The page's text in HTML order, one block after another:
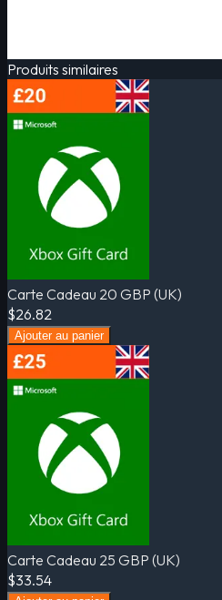
Produits similaires
Carte Cadeau 20 GBP (UK)
$26.82
Ajouter au panier
Carte Cadeau 25 GBP (UK)
$33.54